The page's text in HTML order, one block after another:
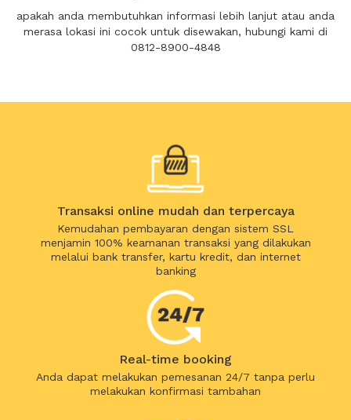
apakah anda membutuhkan informasi lebih lanjut atau anda
merasa lokasi ini cocok untuk disewakan, hubungi kami di
0812-8900-4848
Transaksi online mudah dan terpercaya
Kemudahan pembayaran dengan sistem SSL
menjamin 100% keamanan transaksi yang dilakukan
melalui bank transfer, kartu kredit, dan internet
banking
Real-time booking
Anda dapat melakukan pemesanan 24/7 tanpa perlu
melakukan konfirmasi tambahan